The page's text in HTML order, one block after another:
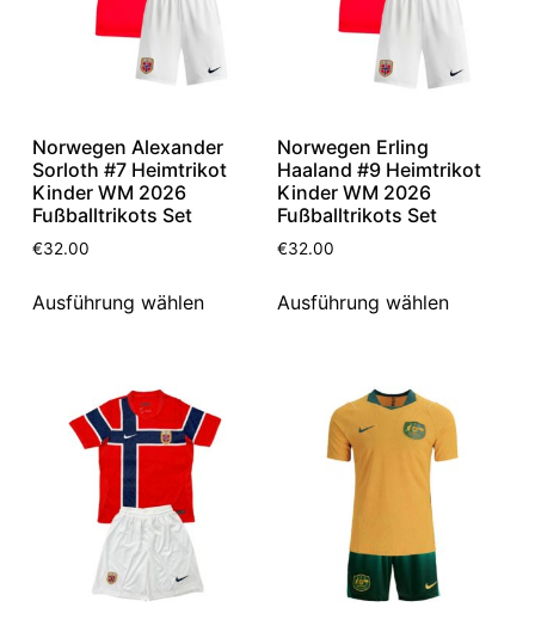
Norwegen Alexander
Sorloth #7 Heimtrikot
Kinder WM 2026
Fußballtrikots Set
€32.00
Ausführung wählen
Norwegen Erling
Haaland #9 Heimtrikot
Kinder WM 2026
Fußballtrikots Set
€32.00
Ausführung wählen